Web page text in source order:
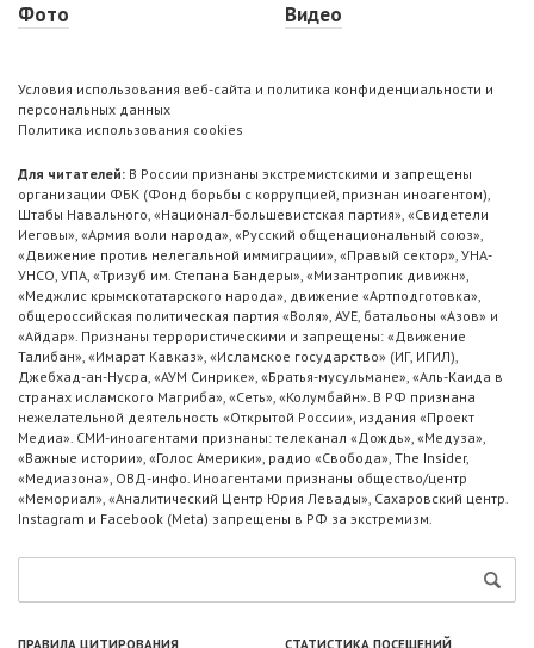
Фото
Видео
Условия использования веб-сайта и политика конфиденциальности и
персональных данных
Политика использования cookies
Для читателей: В России признаны экстремистскими и запрещены
организации ФБК (Фонд борьбы с коррупцией, признан иноагентом),
Штабы Навального, «Национал-большевистская партия», «Свидетели
Иеговы», «Армия воли народа», «Русский общенациональный союз»,
«Движение против нелегальной иммиграции», «Правый сектор», УНА-
УНСО, УПА, «Тризуб им. Степана Бандеры», «Мизантропик дивижн»,
«Меджлис крымскотатарского народа», движение «Артподготовка»,
общероссийская политическая партия «Воля», АУЕ, батальоны «Азов» и
«Айдар». Признаны террористическими и запрещены: «Движение
Талибан», «Имарат Кавказ», «Исламское государство» (ИГ, ИГИЛ),
Джебхад-ан-Нусра, «АУМ Синрике», «Братья-мусульмане», «Аль-Каида в
странах исламского Магриба», «Сеть», «Колумбайн». В РФ признана
нежелательной деятельность «Открытой России», издания «Проект
Медиа». СМИ-иноагентами признаны: телеканал «Дождь», «Медуза»,
«Важные истории», «Голос Америки», радио «Свобода», The Insider,
«Медиазона», ОВД-инфо. Иноагентами признаны общество/центр
«Мемориал», «Аналитический Центр Юрия Левады», Сахаровский центр.
Instagram и Facebook (Metа) запрещены в РФ за экстремизм.
ПРАВИЛА ЦИТИРОВАНИЯ СТАТИСТИКА ПОСЕЩЕНИЙ